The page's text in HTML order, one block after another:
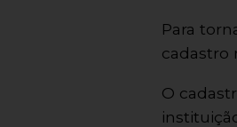
Para
cadastro
O